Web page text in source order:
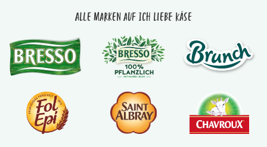
Alle Marken auf Ich liebe Käse